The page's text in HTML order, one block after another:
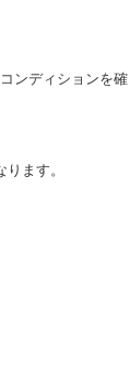
ンディションを確
ます。